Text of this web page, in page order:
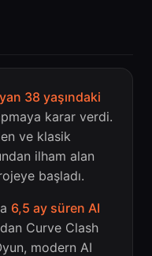
38 yaşındaki
karar verdi.
ve klasik
ilham alan
başladı.
6,5 ay süren AI
Curve Clash
modern AI